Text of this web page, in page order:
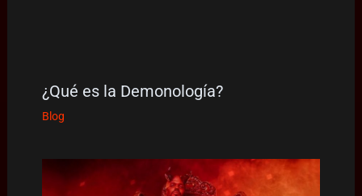
¿Qué es la Demonología?
Blog